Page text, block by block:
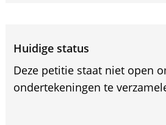
Huidige status
Deze petitie staat niet open
ondertekeningen te